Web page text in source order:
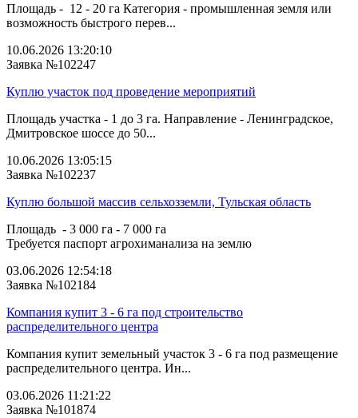
Площадь - 12 - 20 га Категория - промышленная земля или
возможность быстрого перев...
10.06.2026 13:20:10
Заявка №102247
Куплю участок под проведение мероприятий
Площадь участка - 1 до 3 га. Направление - Ленинградское,
Дмитровское шоссе до 50...
10.06.2026 13:05:15
Заявка №102237
Куплю большой массив сельхозземли, Тульская область
Площадь - 3 000 га - 7 000 га
Требуется паспорт агрохиманализа на землю
03.06.2026 12:54:18
Заявка №102184
Компания купит 3 - 6 га под строительство
распределительного центра
Компания купит земельный участок 3 - 6 га под размещение
распределительного центра. Ин...
03.06.2026 11:21:22
Заявка №101874